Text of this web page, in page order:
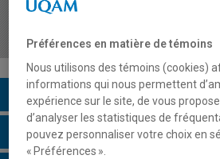
COURS//
Description du cours
Horaire - Été 2026
Préférences en matière de témoins
Nous utilisons des témoins (cookies)
informations qui nous permettent
expérience sur le site, de vous
d’analyser les statistiques de
pouvez personnaliser votre choix en
« Préférences ».